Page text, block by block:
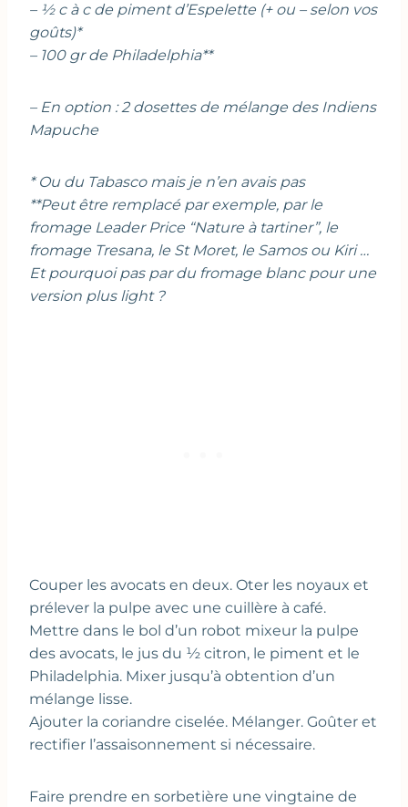
– ½ c à c de piment d’Espelette (+ ou – selon vos
goûts)*
– 100 gr de Philadelphia**
– En option : 2 dosettes de mélange des Indiens
Mapuche
* Ou du Tabasco mais je n’en avais pas
**Peut être remplacé par exemple, par le
fromage Leader Price “Nature à tartiner”, le
fromage Tresana, le St Moret, le Samos ou Kiri …
Et pourquoi pas par du fromage blanc pour une
version plus light ?
Couper les avocats en deux. Oter les noyaux et
prélever la pulpe avec une cuillère à café.
Mettre dans le bol d’un robot mixeur la pulpe
des avocats, le jus du ½ citron, le piment et le
Philadelphia. Mixer jusqu’à obtention d’un
mélange lisse.
Ajouter la coriandre ciselée. Mélanger. Goûter et
rectifier l’assaisonnement si nécessaire.
Faire prendre en sorbetière une vingtaine de